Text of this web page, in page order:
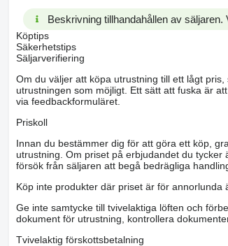
Beskrivning tillhandahållen av
Köptips
Säkerhetstips
Säljarverifiering
Om du väljer att köpa utrustning till ett lågt
utrustningen som möjligt. Ett sätt att fuska är
via feedbackformuläret.
Priskoll
Innan du bestämmer dig för att göra ett köp,
utrustning. Om priset på erbjudandet du
försök från säljaren att begå bedrägliga
Köp inte produkter där priset är för annorlunda
Ge inte samtycke till tvivelaktiga löften och
dokument för utrustning, kontrollera
Tvivelaktig förskottsbetalning